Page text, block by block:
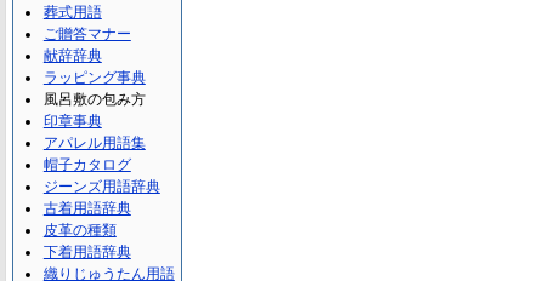
葬式用語
ご贈答マナー
献辞辞典
ラッピング事典
風呂敷の包み方
印章事典
アパレル用語集
帽子カタログ
ジーンズ用語辞典
古着用語辞典
皮革の種類
下着用語辞典
織りじゅうたん用語